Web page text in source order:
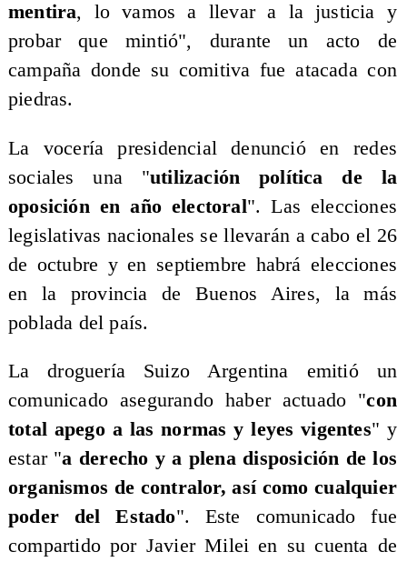
mentira, lo vamos a llevar a la justicia y
probar que mintió", durante un acto de
campaña donde su comitiva fue atacada con
piedras.
La vocería presidencial denunció en redes
sociales una "utilización política de la
oposición en año electoral". Las elecciones
legislativas nacionales se llevarán a cabo el 26
de octubre y en septiembre habrá elecciones
en la provincia de Buenos Aires, la más
poblada del país.
La droguería Suizo Argentina emitió un
comunicado asegurando haber actuado "con
total apego a las normas y leyes vigentes" y
estar "a derecho y a plena disposición de los
organismos de contralor, así como cualquier
poder del Estado". Este comunicado fue
compartido por Javier Milei en su cuenta de